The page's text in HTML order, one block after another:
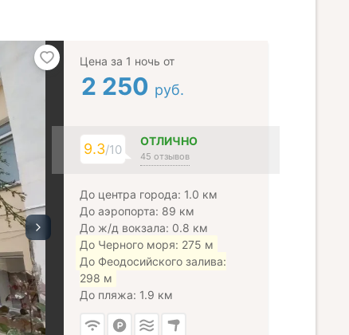
Цена за 1 ночь от
2 250 руб.
9.3/10
ОТЛИЧНО
45 отзывов
До центра города: 1.0 км
До аэропорта: 89 км
До ж/д вокзала: 0.8 км
До Черного моря: 275 м
До Феодосийского залива:
298 м
До пляжа: 1.9 км